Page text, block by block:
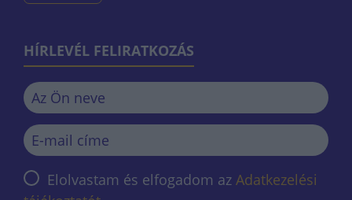
HÍRLEVÉL FELIRATKOZÁS
Elolvastam és elfogadom az Adatkezelési